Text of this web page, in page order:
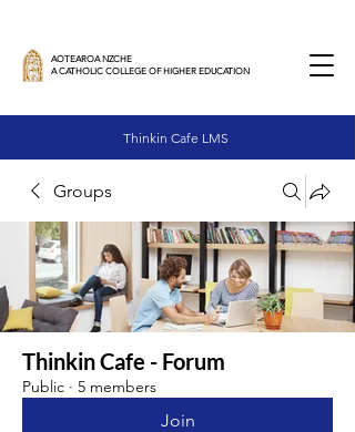
AOTEAROA NZCHE
A CATHOLIC COLLEGE OF HIGHER EDUCATION
Thinkin Cafe LMS
Groups
Thinkin Cafe - Forum
Public · 5 members
Join